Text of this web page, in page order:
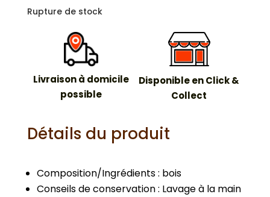
Rupture de stock
Livraison à domicile
possible
Disponible en Click &
Collect
Détails du produit
Composition/Ingrédients : bois
Conseils de conservation : Lavage à la main